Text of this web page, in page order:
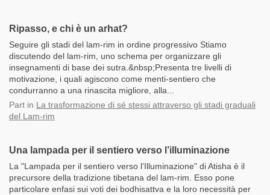
Ripasso, e chi è un arhat?
Seguire gli stadi del lam-rim in ordine progressivo Stiamo
discutendo del lam-rim, uno schema per organizzare gli
insegnamenti di base dei sutra.&nbsp;Presenta tre livelli di
motivazione, i quali agiscono come menti-sentiero che
condurranno a una rinascita migliore, alla...
Part in La trasformazione di sé stessi attraverso gli stadi graduali
del Lam-rim
Una lampada per il sentiero verso l’illuminazione
La "Lampada per il sentiero verso l'Illuminazione" di Atisha è il
precursore della tradizione tibetana del lam-rim. Esso pone
particolare enfasi sui voti dei bodhisattva e la loro necessità per